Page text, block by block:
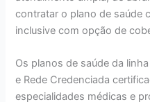
contratar o plano de saúde
inclusive com opção de
Os planos de saúde da
e Rede Credenciada
especialidades médicas e